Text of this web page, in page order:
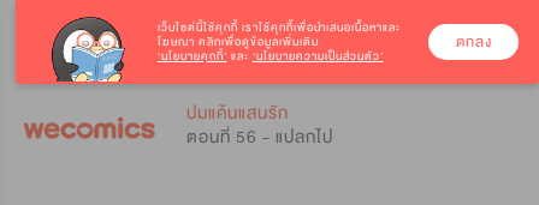
ปมแค้นแสนรัก
ตอนที่ 56 - แปลกไป
เว็บไซต์นี้ใช้คุกกี้ เราใช้คุกกี้เพื่อนำเสนอเนื้อหาและ
โฆษณา คลิกเพื่อดูข้อมูลเพิ่มเติม
‘นโยบายคุกกี้’ และ ‘นโยบายความเป็นส่วนตัว’
ตกลง